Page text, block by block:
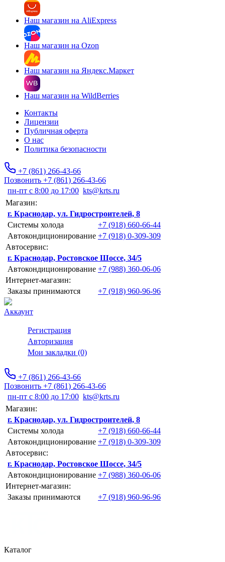
Наш магазин на AliExpress
Наш магазин на Ozon
Наш магазин на Яндекс.Маркет
Наш магазин на WildBerries
Контакты
Лицензии
Публичная оферта
О нас
Политика безопасности
+7 (861) 266-43-66
Позвонить +7 (861) 266-43-66
пн-пт с 8:00 до 17:00 kts@krts.ru
Магазин:
г. Краснодар, ул. Гидростроителей, 8
Системы холода
+7 (918) 660-66-44
Автокондиционирование +7 (918) 0-309-309
Автосервис:
г. Краснодар, Ростовское Шоссе, 34/5
Автокондиционирование +7 (988) 360-06-06
Интернет-магазин:
Заказы принимаются
+7 (918) 960-96-96
Аккаунт
Регистрация
Авторизация
Мои закладки (0)
+7 (861) 266-43-66
Позвонить +7 (861) 266-43-66
пн-пт с 8:00 до 17:00 kts@krts.ru
Магазин:
г. Краснодар, ул. Гидростроителей, 8
Системы холода
+7 (918) 660-66-44
Автокондиционирование +7 (918) 0-309-309
Автосервис:
г. Краснодар, Ростовское Шоссе, 34/5
Автокондиционирование +7 (988) 360-06-06
Интернет-магазин:
Заказы принимаются
+7 (918) 960-96-96
Каталог